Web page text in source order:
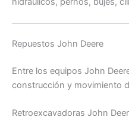
Repuestos John Deere
Entre los equipos John
construcción y movimiento
Retroexcavadoras John